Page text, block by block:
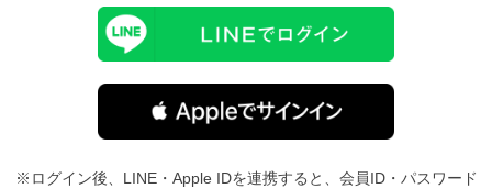
※ログイン後、LINE・Apple IDを連携すると、会員ID・パスワード